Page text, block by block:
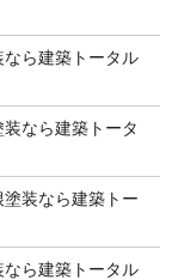
ら建築トータル
なら建築トータ
装なら建築トー
ら建築トータル